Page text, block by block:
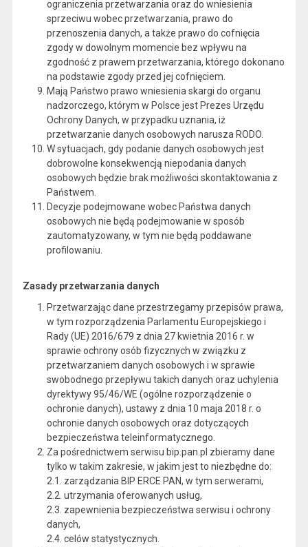
ograniczenia przetwarzania oraz do wniesienia
sprzeciwu wobec przetwarzania, prawo do
przenoszenia danych, a także prawo do cofnięcia
zgody w dowolnym momencie bez wpływu na
zgodność z prawem przetwarzania, którego dokonano
na podstawie zgody przed jej cofnięciem.
Mają Państwo prawo wniesienia skargi do organu
nadzorczego, którym w Polsce jest Prezes Urzędu
Ochrony Danych, w przypadku uznania, iż
przetwarzanie danych osobowych narusza RODO.
W sytuacjach, gdy podanie danych osobowych jest
dobrowolne konsekwencją niepodania danych
osobowych będzie brak możliwości skontaktowania z
Państwem.
Decyzje podejmowane wobec Państwa danych
osobowych nie będą podejmowanie w sposób
zautomatyzowany, w tym nie będą poddawane
profilowaniu.
Zasady przetwarzania danych
Przetwarzając dane przestrzegamy przepisów prawa,
w tym rozporządzenia Parlamentu Europejskiego i
Rady (UE) 2016/679 z dnia 27 kwietnia 2016 r. w
sprawie ochrony osób fizycznych w związku z
przetwarzaniem danych osobowych i w sprawie
swobodnego przepływu takich danych oraz uchylenia
dyrektywy 95/46/WE (ogólne rozporządzenie o
ochronie danych), ustawy z dnia 10 maja 2018 r. o
ochronie danych osobowych oraz dotyczących
bezpieczeństwa teleinformatycznego.
Za pośrednictwem serwisu bip.pan.pl zbieramy dane
tylko w takim zakresie, w jakim jest to niezbędne do:
2.1. zarządzania BIP ERCE PAN, w tym serwerami,
2.2. utrzymania oferowanych usług,
2.3. zapewnienia bezpieczeństwa serwisu i ochrony
danych,
2.4. celów statystycznych.